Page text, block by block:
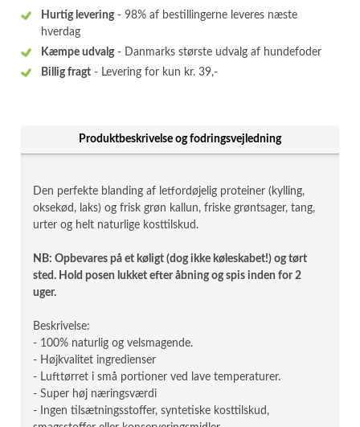
Hurtig levering- 98% af bestillingerne leveres næste
hverdag
Kæmpe udvalg- Danmarks største udvalg af hundefoder
Billig fragt - Levering for kun kr. 39,-
Produktbeskrivelse og fodringsvejledning
Den perfekte blanding af letfordøjelig proteiner (kylling,
oksekød, laks) og frisk grøn kallun, friske grøntsager, tang,
urter og helt naturlige kosttilskud.
NB: Opbevares på et køligt (dog ikke køleskabet!) og tørt
sted. Hold posen lukket efter åbning og spis inden for 2
uger.
Beskrivelse:
- 100% naturlig og velsmagende.
- Højkvalitet ingredienser
- Lufttørret i små portioner ved lave temperaturer.
- Super høj næringsværdi
- Ingen tilsætningsstoffer, syntetiske kosttilskud,